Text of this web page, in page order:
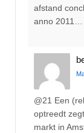
afstand
anno 2011…
@21 Een
optreedt
markt in